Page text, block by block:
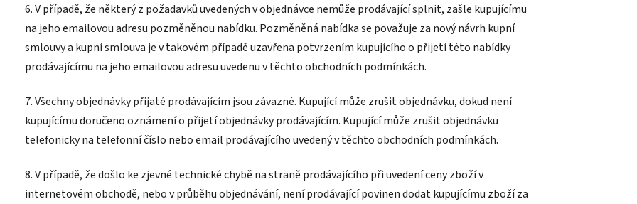
6. V případě, že některý z požadavků uvedených v objednávce nemůže prodávající splnit, zašle kupujícímu
na jeho emailovou adresu pozměněnou nabídku. Pozměněná nabídka se považuje za nový návrh kupní
smlouvy a kupní smlouva je v takovém případě uzavřena potvrzením kupujícího o přijetí této nabídky
prodávajícímu na jeho emailovou adresu uvedenu v těchto obchodních podmínkách.
7. Všechny objednávky přijaté prodávajícím jsou závazné. Kupující může zrušit objednávku, dokud není
kupujícímu doručeno oznámení o přijetí objednávky prodávajícím. Kupující může zrušit objednávku
telefonicky na telefonní číslo nebo email prodávajícího uvedený v těchto obchodních podmínkách.
8. V případě, že došlo ke zjevné technické chybě na straně prodávajícího při uvedení ceny zboží v
internetovém obchodě, nebo v průběhu objednávání, není prodávající povinen dodat kupujícímu zboží za